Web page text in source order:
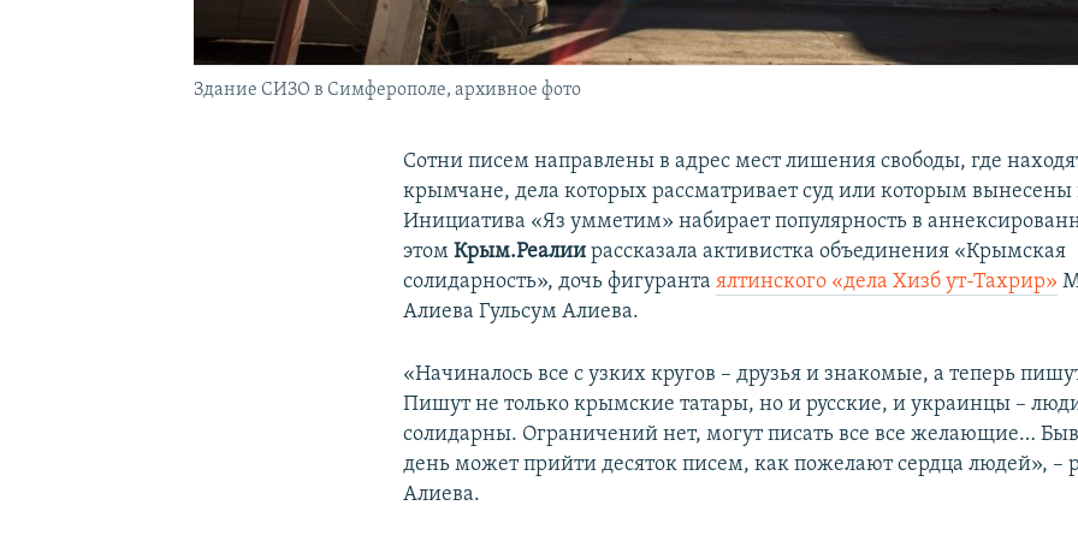
Здание СИЗО в Симферополе, архивное фото
Сотни писем направлены в адрес мест лишения свободы, где
крымчане, дела которых рассматривает суд или которым вынесены
Инициатива «Яз умметим» набирает популярность в
этомКрым.Реалии рассказала активистка объединения «Крымская
солидарность», дочь фигурантаялтинского «дела Хизб ут-Тахрир»
Алиева Гульсум Алиева.
«Начиналось все с узких кругов – друзья и знакомые, а теперь
Пишут не только крымские татары, но и русские, и украинцы –
солидарны. Ограничений нет, могут писать все все желающие…
день может прийти десяток писем, как пожелают сердца людей», –
Алиева.